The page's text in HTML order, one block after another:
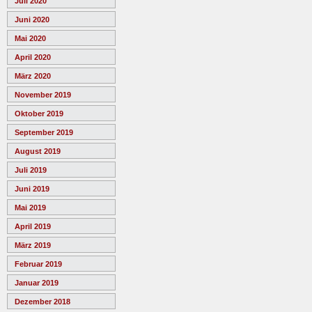
Juni 2020
Mai 2020
April 2020
März 2020
November 2019
Oktober 2019
September 2019
August 2019
Juli 2019
Juni 2019
Mai 2019
April 2019
März 2019
Februar 2019
Januar 2019
Dezember 2018